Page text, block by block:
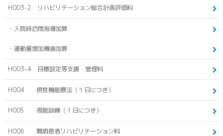
H003-2 リハビリテーション総合計画評価料
・入院時訪問指導加算
・運動量増加機器加算
H003-4 目標設定等支援・管理料
H004 摂食機能療法（１日につき）
H005 視能訓練（１日につき）
H006 難病患者リハビリテーション料